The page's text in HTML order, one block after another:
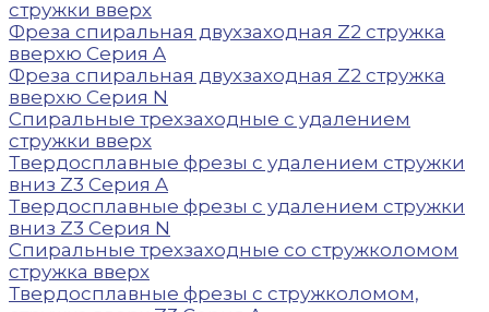
стружки вверх
Фреза спиральная двухзаходная Z2 стружка
вверхю Серия A
Фреза спиральная двухзаходная Z2 стружка
вверхю Серия N
Спиральные трехзаходные с удалением
стружки вверх
Твердосплавные фрезы с удалением стружки
вниз Z3 Серия A
Твердосплавные фрезы с удалением стружки
вниз Z3 Серия N
Спиральные трехзаходные со стружколомом
стружка вверх
Твердосплавные фрезы с стружколомом,